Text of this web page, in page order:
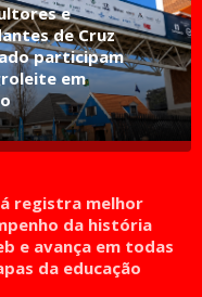
e
de Cruz
participam
em
registra melhor
da história
e avança em todas
da educação